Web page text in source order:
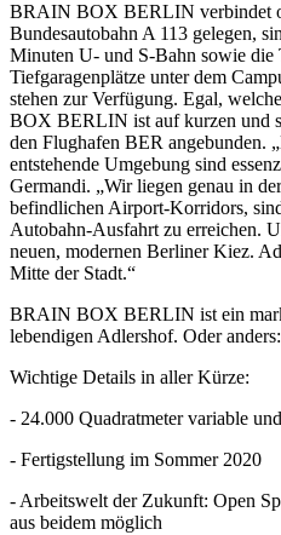
BRAIN BOX BERLIN verbindet
Bundesautobahn A 113 gelegen,
Minuten U- und S-Bahn sowie die
Tiefgaragenplätze unter dem
stehen zur Verfügung. Egal,
BOX BERLIN ist auf kurzen und
den Flughafen BER angebunden.
entstehende Umgebung sind
Germandi. „Wir liegen genau in
befindlichen Airport-Korridors,
Autobahn-Ausfahrt zu erreichen.
neuen, modernen Berliner Kiez.
Mitte der Stadt.“
BRAIN BOX BERLIN ist ein
lebendigen Adlershof. Oder
Wichtige Details in aller Kürze:
- 24.000 Quadratmeter variable
- Fertigstellung im Sommer 2020
- Arbeitswelt der Zukunft: Open
aus beidem möglich